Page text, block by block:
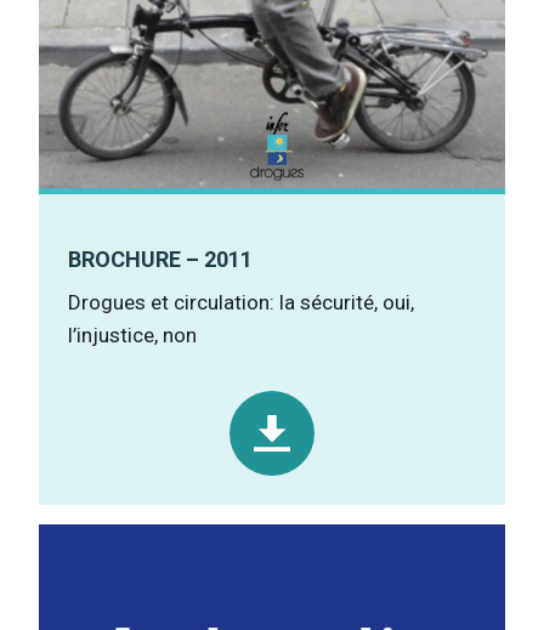
BROCHURE – 2011
Drogues et circulation: la sécurité, oui,
l’injustice, non